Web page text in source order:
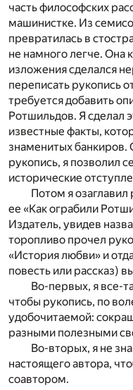
часть философских
машинистке. Из
превратилась в
не намного легче. Она
изложения сделался
переписать рукопись
требуется добавить
Ротшильдов. Я сделал
известные факты,
знаменитых
рукопись, я позволил
исторические
Потом я
ее «Как ограбили
Издатель, увидев
торопливо прочел
«История любви» и
повесть или рассказ)
Во-первых, я все-
чтобы рукопись, по
удобочитаемой:
разными полезными
Во-вторых, я не
настоящего автора,
соавтором.